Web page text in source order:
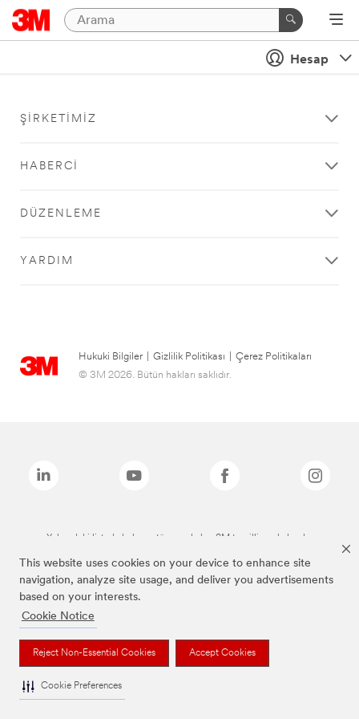
This website uses cookies on your device to enhance site
navigation, analyze site usage, and deliver you advertisements
based on your interests.
Cookie Notice
Reject Non-Essential Cookies Accept Cookies
Cookie Preferences
Hesap
ŞIRKETIMIZ
HABERCI
DÜZENLEME
YARDIM
Hukuki Bilgiler Gizlilik Politikası
Çerez Politikaları
© 3M 2026. Bütün hakları saklıdır.
Yukarıdaki listede bulunan tüm markalar, 3M tescilli markalarıdır.